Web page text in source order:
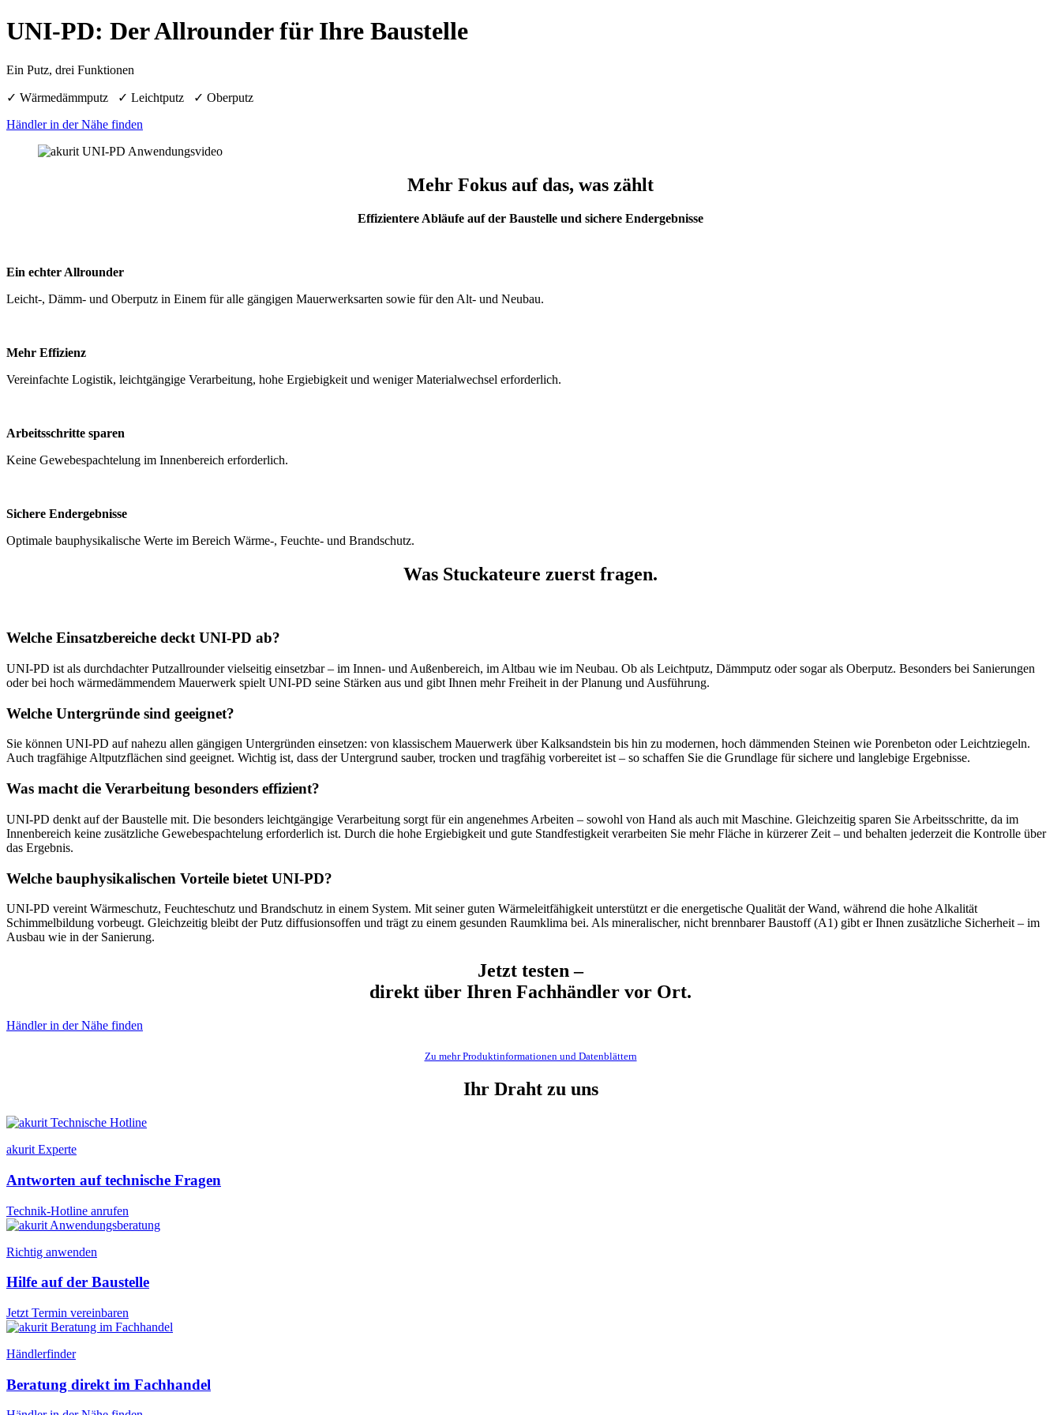
UNI-PD: Der Allrounder für Ihre Baustelle
Ein Putz, drei Funktionen
✓ Wärmedämmputz ✓ Leichtputz ✓ Oberputz
Händler in der Nähe finden
Mehr Fokus auf das, was zählt
Effizientere Abläufe auf der Baustelle und sichere Endergebnisse
Ein echter Allrounder
Leicht-, Dämm- und Oberputz in Einem für alle gängigen Mauerwerksarten sowie für den Alt- und Neubau.
Mehr Effizienz
Vereinfachte Logistik, leichtgängige Verarbeitung, hohe Ergiebigkeit und weniger Materialwechsel erforderlich.
Arbeitsschritte sparen
Keine Gewebespachtelung im Innenbereich erforderlich.
Sichere Endergebnisse
Optimale bauphysikalische Werte im Bereich Wärme-, Feuchte- und Brandschutz.
Was Stuckateure zuerst fragen.
Welche Einsatzbereiche deckt UNI-PD ab?
UNI-PD ist als durchdachter Putzallrounder vielseitig einsetzbar – im Innen- und Außenbereich, im Altbau wie im Neubau. Ob als Leichtputz, Dämmputz oder sogar als Oberputz. Besonders bei Sanierungen
oder bei hoch wärmedämmendem Mauerwerk spielt UNI-PD seine Stärken aus und gibt Ihnen mehr Freiheit in der Planung und Ausführung.
Welche Untergründe sind geeignet?
Sie können UNI-PD auf nahezu allen gängigen Untergründen einsetzen: von klassischem Mauerwerk über Kalksandstein bis hin zu modernen, hoch dämmenden Steinen wie Porenbeton oder Leichtziegeln.
Auch tragfähige Altputzflächen sind geeignet. Wichtig ist, dass der Untergrund sauber, trocken und tragfähig vorbereitet ist – so schaffen Sie die Grundlage für sichere und langlebige Ergebnisse.
Was macht die Verarbeitung besonders effizient?
UNI-PD denkt auf der Baustelle mit. Die besonders leichtgängige Verarbeitung sorgt für ein angenehmes Arbeiten – sowohl von Hand als auch mit Maschine. Gleichzeitig sparen Sie Arbeitsschritte, da im
Innenbereich keine zusätzliche Gewebespachtelung erforderlich ist. Durch die hohe Ergiebigkeit und gute Standfestigkeit verarbeiten Sie mehr Fläche in kürzerer Zeit – und behalten jederzeit die Kontrolle über
das Ergebnis.
Welche bauphysikalischen Vorteile bietet UNI-PD?
UNI-PD vereint Wärmeschutz, Feuchteschutz und Brandschutz in einem System. Mit seiner guten Wärmeleitfähigkeit unterstützt er die energetische Qualität der Wand, während die hohe Alkalität
Schimmelbildung vorbeugt. Gleichzeitig bleibt der Putz diffusionsoffen und trägt zu einem gesunden Raumklima bei. Als mineralischer, nicht brennbarer Baustoff (A1) gibt er Ihnen zusätzliche Sicherheit – im
Ausbau wie in der Sanierung.
Jetzt testen –
direkt über Ihren Fachhändler vor Ort.
Händler in der Nähe finden
Zu mehr Produktinformationen und Datenblättern
Ihr Draht zu uns
akurit Experte
Antworten auf technische Fragen
Technik-Hotline anrufen
Richtig anwenden
Hilfe auf der Baustelle
Jetzt Termin vereinbaren
Händlerfinder
Beratung direkt im Fachhandel